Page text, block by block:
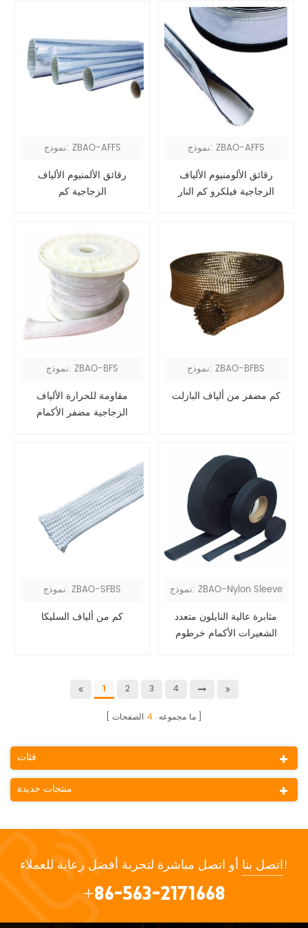
نموذج: ZBAO-AFFS
رقائق الألمنيوم الألياف
الزجاجية كم
نموذج: ZBAO-AFFS
رقائق الألومنيوم الألياف
الزجاجية فيلكرو كم النار
نموذج: ZBAO-BFS
مقاومة للحرارة الألياف
الزجاجية مضفر الأكمام
نموذج: ZBAO-BFBS
كم مضفر من ألياف البازلت
نموذج: ZBAO-SFBS
كم من ألياف السليكا
نموذج: ZBAO-Nylon Sleeve
مثابرة عالية النايلون متعدد
الشعيرات الأكمام خرطوم
1 2 3 4
ما مجموعه 4 الصفحات
فئات
منتجات جديدة
اتصل بناأو اتصل مباشرة لتجربة أفضل رعاية للعملاء!
+86-563-2171668